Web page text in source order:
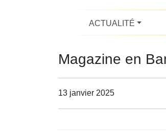
ACTUALITÉ
Magazine en
13 janvier 2025